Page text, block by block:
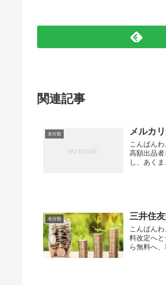
関連記事
未分類 メルカ
こんばん
高額出品
し、あくま
未分類 三井住
こんばん
料改定へ
ら無料へ